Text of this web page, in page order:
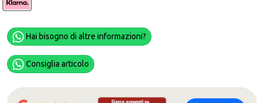
Hai bisogno di altre informazioni?
Consiglia articolo